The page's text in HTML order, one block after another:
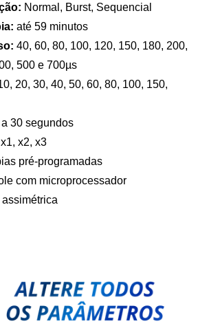
Normal, Burst, Sequencial
até 59 minutos
40, 60, 80, 100, 120, 150, 180, 200,
500 e 700µs
20, 30, 40, 50, 60, 80, 100, 150,
30 segundos
x2, x3
pré-programadas
com microprocessador